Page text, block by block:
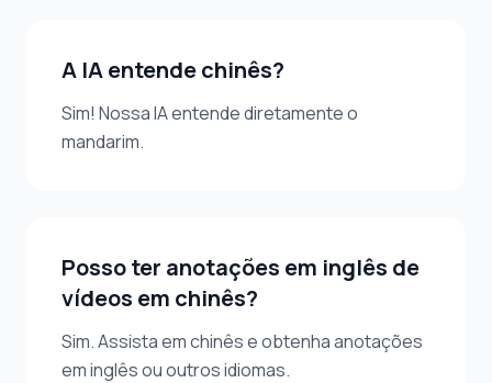
A IA entende chinês?
Sim! Nossa IA entende diretamente o
mandarim.
Posso ter anotações em inglês de
vídeos em chinês?
Sim. Assista em chinês e obtenha anotações
em inglês ou outros idiomas.